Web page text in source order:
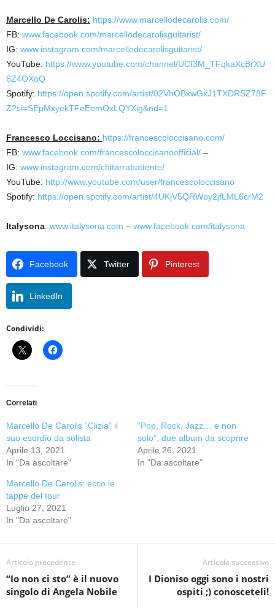
Marcello De Carolis: https://www.marcellodecarolis.com/
FB: www.facebook.com/marcellodecarolisguitarist/
IG: www.instagram.com/marcellodecarolisguitarist/
YouTube: https://www.youtube.com/channel/UCI3M_TFqkaXcBrXU
6Z4OXoQ
Spotify: https://open.spotify.com/artist/02VhOBxwGxJ1TXDRSZ78F
Z?si=SEpMxyekTFeEemOxLQYXig&nd=1
Francesco Loccisano: https://francescoloccisano.com/
FB: www.facebook.com/francescoloccisanoofficial/ –
IG: www.instagram.com/chitarrabattente/
YouTube: http://www.youtube.com/user/francescoloccisano
Spotify: https://open.spotify.com/artist/4UKjV5QRWoy2jfLML6crM2
Italysona: www.italysona.com – www.facebook.com/italysona
Facebook Twitter Pinterest
LinkedIn
Condividi:
Correlati
Marcello De Carolis “Clizia” il
suo esordio da solista
Aprile 13, 2021
In "Da ascoltare"
“Pop, Rock, Jazz… e non
solo”, due album da scoprire
Aprile 26, 2021
In "Da ascoltare"
Marcello De Carolis: ecco le
tappe del tour
Luglio 27, 2021
In "Da ascoltare"
Articolo precedente
“Io non ci sto” è il nuovo
singolo di Angela Nobile
Articolo successivo
I Dioniso oggi sono i nostri
ospiti ;) conosceteli!